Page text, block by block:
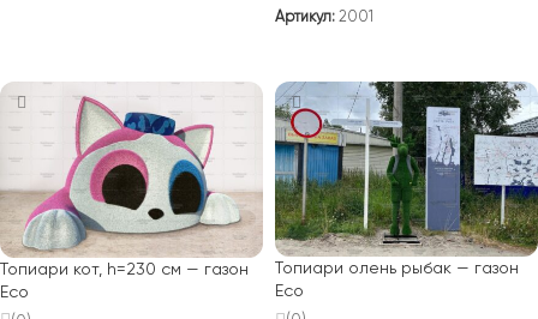
Артикул: 2001
Топиари кот, h=230 см — газон
Eco
Топиари олень рыбак — газон
Есо